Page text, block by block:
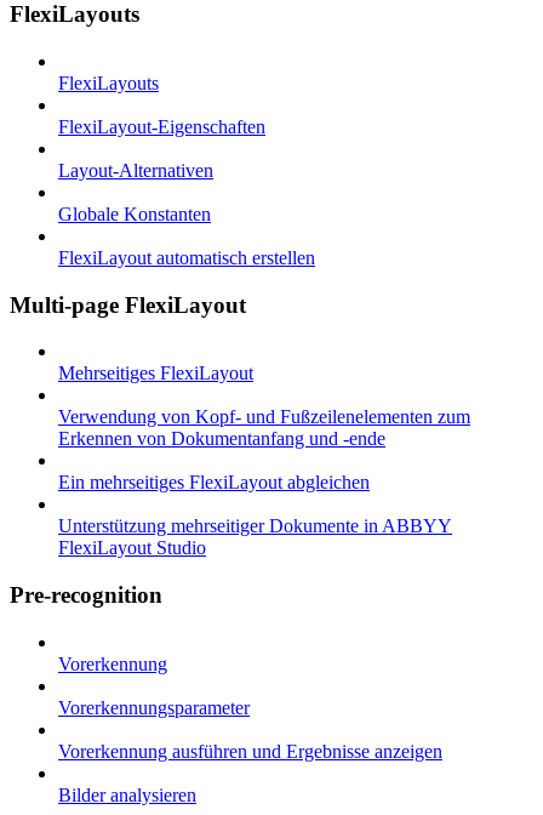
FlexiLayouts
FlexiLayouts
FlexiLayout-Eigenschaften
Layout-Alternativen
Globale Konstanten
FlexiLayout automatisch erstellen
Multi-page FlexiLayout
Mehrseitiges FlexiLayout
Verwendung von Kopf- und Fußzeilenelementen zum
Erkennen von Dokumentanfang und -ende
Ein mehrseitiges FlexiLayout abgleichen
Unterstützung mehrseitiger Dokumente in ABBYY
FlexiLayout Studio
Pre-recognition
Vorerkennung
Vorerkennungsparameter
Vorerkennung ausführen und Ergebnisse anzeigen
Bilder analysieren